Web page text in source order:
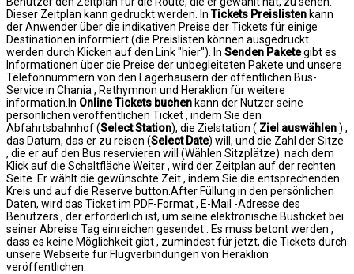
Dieser Zeitplan kann gedruckt werden. InTickets Preislisten kann
der Anwender über die indikativen Preise der Tickets für einige
Destinationen informiert (die Preislisten können ausgedruckt
werden durch Klicken auf den Link "hier"). In Senden Paketegibt es
Informationen über die Preise der unbegleiteten Pakete und unsere
Telefonnummern von den Lagerhäusern der öffentlichen Bus-
Service in Chania , Rethymnon und Heraklion für weitere
information.In Online Tickets buchen kann der Nutzer seine
persönlichen veröffentlichen Ticket , indem Sie den
Abfahrtsbahnhof (Select Station), die Zielstation ( Ziel auswählen) ,
das Datum, das er zu reisen (Select Date) will, und die Zahl der Sitze
, die er auf den Bus reservieren will (Wählen Sitzplätze) nach dem
Klick auf die Schaltfläche Weiter , wird der Zeitplan auf der rechten
Seite. Er wählt die gewünschte Zeit , indem Sie die entsprechenden
Kreis und auf die Reserve button.After Füllung in den persönlichen
Daten, wird das Ticket im PDF-Format , E-Mail -Adresse des
Benutzers , der erforderlich ist, um seine elektronische Busticket bei
seiner Abreise Tag einreichen gesendet . Es muss betont werden ,
dass es keine Möglichkeit gibt , zumindest für jetzt, die Tickets durch
unsere Webseite für Flugverbindungen von Heraklion
veröffentlichen.